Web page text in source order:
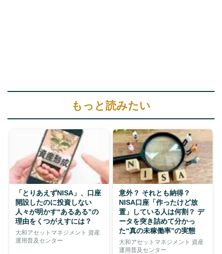
もっと読みたい
「とりあえずNISA」、口座
開設したのに投資しない
人々が明かす“あるある”の
理由をくつがえすには？
大和アセットマネジメント 資産
運用普及センター
意外？ それとも納得？
NISA口座「作ったけど放
置」している人は何割？ デ
ータを突き詰めて分かっ
た“真の未稼働率”の実態
大和アセットマネジメント 資産
運用普及センター